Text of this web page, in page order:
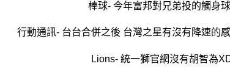
棒球- 今年富邦對兄弟投的觸身
行動通訊- 台台合併之後 台灣之星有沒有降速的
Lions- 統一獅官網沒有胡智為